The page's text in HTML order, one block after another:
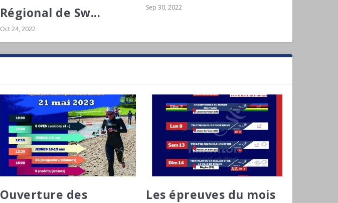
Régional de Sw...
Oct 24, 2022
Sep 30, 2022
Ouverture des
Les épreuves du mois